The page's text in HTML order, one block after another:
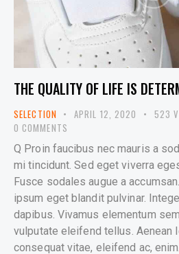
THE QUALITY OF LIFE IS
SELECTION APRIL 12, 2020 523
0 COMMENTS
Q Proin faucibus nec mauris a
mi tincidunt. Sed eget viverra
Fusce sodales augue a
ipsum eget blandit pulvinar.
dapibus. Vivamus elementum
vulputate eleifend tellus. Aenean
consequat vitae, eleifend ac,